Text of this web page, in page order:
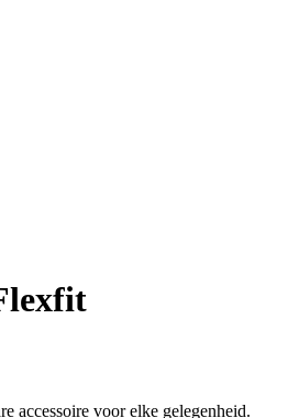
accessoire voor elke gelegenheid.